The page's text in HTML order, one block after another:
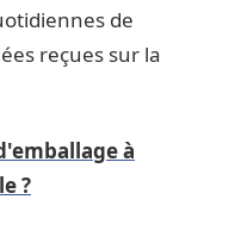
de
reçues sur la
à
?